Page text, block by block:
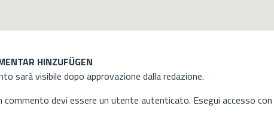
HINZUFÜGEN
sarà visibile dopo approvazione dalla redazione.
commento devi essere un utente autenticato. Esegui accesso con